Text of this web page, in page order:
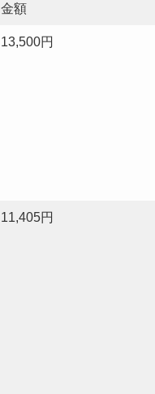
金額
13,500円
11,405円